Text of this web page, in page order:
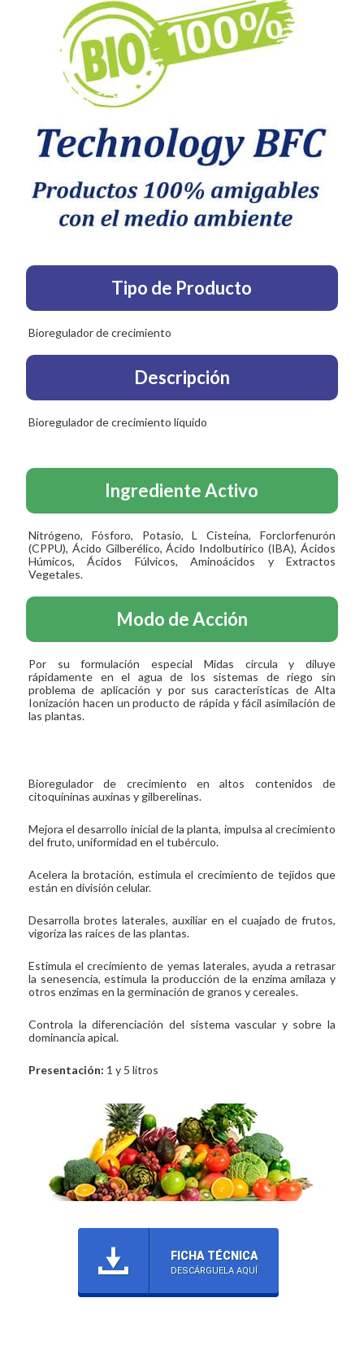
Tipo de Producto
Bioregulador de crecimiento
Descripción
Bioregulador de crecimiento líquido
Ingrediente Activo
Nitrógeno, Fósforo, Potasio, L Cisteína, Forclorfenurón
(CPPU), Ácido Gilberélico, Ácido Indolbutírico (IBA), Ácidos
Húmicos, Ácidos Fúlvicos, Aminoácidos y Extractos
Vegetales.
Modo de Acción
Por su formulación especial Midas circula y diluye
rápidamente en el agua de los sistemas de riego sin
problema de aplicación y por sus características de Alta
Ionización hacen un producto de rápida y fácil asimilación de
las plantas.
Bioregulador de crecimiento en altos contenidos de
citoquininas auxinas y gilberelinas.
Mejora el desarrollo inicial de la planta, impulsa al crecimiento
del fruto, uniformidad en el tubérculo.
Acelera la brotación, estimula el crecimiento de tejidos que
están en división celular.
Desarrolla brotes laterales, auxiliar en el cuajado de frutos,
vigoriza las raíces de las plantas.
Estimula el crecimiento de yemas laterales, ayuda a retrasar
la senesencia, estimula la producción de la enzima amilaza y
otros enzimas en la germinación de granos y cereales.
Controla la diferenciación del sistema vascular y sobre la
dominancia apical.
Presentación: 1 y 5 litros
FICHA TÉCNICA
DESCÁRGUELA AQUÍ